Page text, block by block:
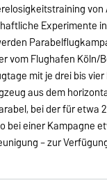
Experimente
vom Flughafen
mit je drei bis
aus dem
bei der für etwa
einer Kampagne
– zur